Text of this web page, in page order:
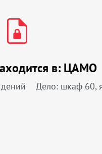
в: ЦАМО
Дело: шкаф 60,